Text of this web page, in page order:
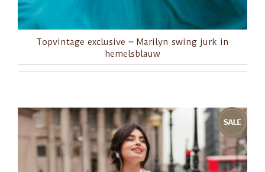
Topvintage exclusive ~ Marilyn swing jurk in
hemelsblauw